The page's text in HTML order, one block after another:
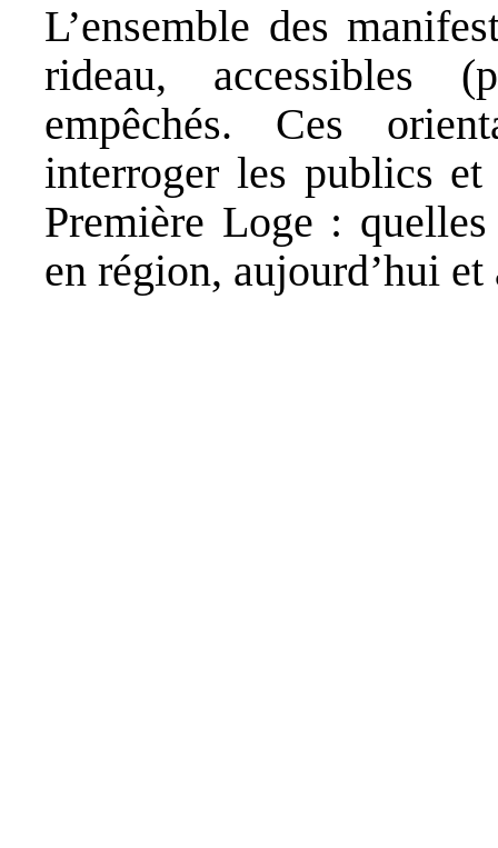
L’ensemble des
rideau, accessibles
empêchés. Ces
interroger les publics
Première Loge :
en région, aujourd’hui et